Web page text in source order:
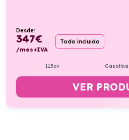
Desde:
347€
/mes+IVA
Todo incluido
115cv Gasolina
VER